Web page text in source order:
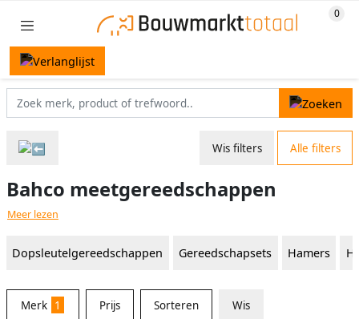
Wis filters Alle filters
Bahco meetgereedschappen
Meer lezen
Dopsleutelgereedschappen Gereedschapsets Hamers
Merk 1 Prijs Sorteren Wis